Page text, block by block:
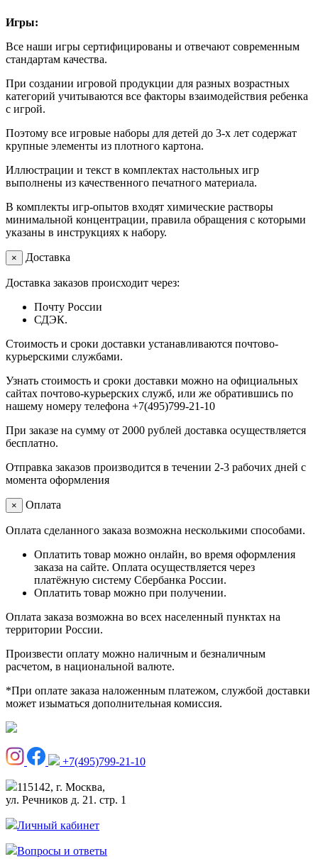
Игры:
Все наши игры сертифицированы и отвечают современным
стандартам качества.
При создании игровой продукции для разных возрастных
категорий учитываются все факторы взаимодействия ребенка
с игрой.
Поэтому все игровые наборы для детей до 3-х лет содержат
крупные элементы из плотного картона.
Иллюстрации и текст в комплектах настольных игр
выполнены из качественного печатного материала.
В комплекты игр-опытов входят химические растворы
минимальной концентрации, правила обращения с которыми
указаны в инструкциях к набору.
× Доставка
Доставка заказов происходит через:
Почту России
СДЭК.
Стоимость и сроки доставки устанавливаются почтово-
курьерскими службами.
Узнать стоимость и сроки доставки можно на официальных
сайтах почтово-курьерских служб, или же обратившись по
нашему номеру телефона +7(495)799-21-10
При заказе на сумму от 2000 рублей доставка осуществляется
бесплатно.
Отправка заказов производится в течении 2-3 рабочих дней с
момента оформления
× Оплата
Оплата сделанного заказа возможна несколькими способами.
Оплатить товар можно онлайн, во время оформления
заказа на сайте. Оплата осуществляется через
платёжную систему Сбербанка России.
Оплатить товар можно при получении.
Оплата заказа возможна во всех населенный пунктах на
территории России.
Произвести оплату можно наличным и безналичным
расчетом, в национальной валюте.
*При оплате заказа наложенным платежом, службой доставки
может изыматься дополнительная комиссия.
+7(495)799-21-10
115142, г. Москва,
ул. Речников д. 21. стр. 1
Личный кабинет
Вопросы и ответы